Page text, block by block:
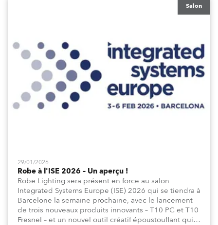
Salon
29/01/2026
Robe à l'ISE 2026 – Un aperçu !
Robe Lighting sera présent en force au salon
Integrated Systems Europe (ISE) 2026 qui se tiendra à
Barcelone la semaine prochaine, avec le lancement
de trois nouveaux produits innovants – T10 PC et T10
Fresnel – et un nouvel outil créatif époustouflant qui